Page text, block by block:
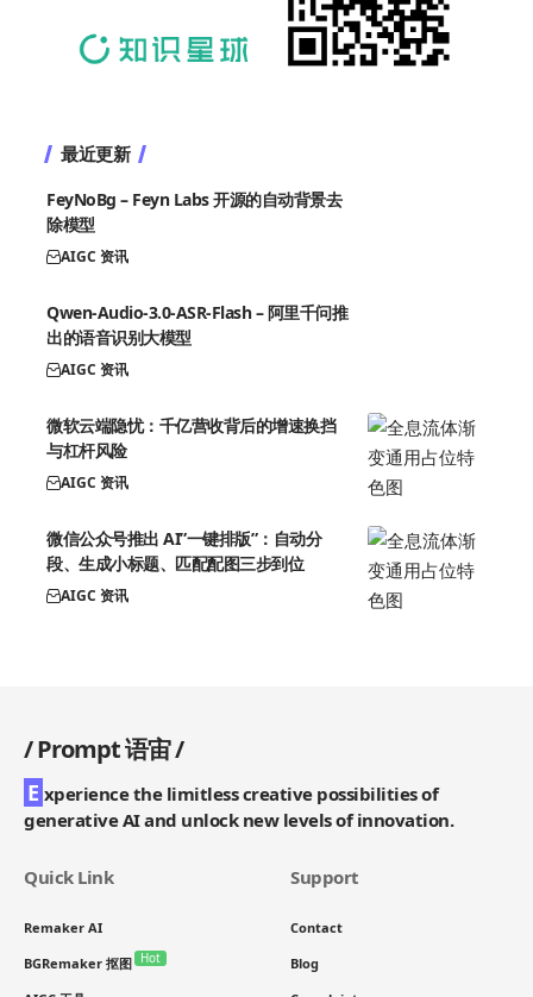
最近更新
FeyNoBg – Feyn Labs 开源的自动背景去
除模型
AIGC 资讯
Qwen-Audio-3.0-ASR-Flash – 阿里千问推
出的语音识别大模型
AIGC 资讯
微软云端隐忧：千亿营收背后的增速换挡
与杠杆风险
AIGC 资讯
微信公众号推出 AI”一键排版”：自动分
段、生成小标题、匹配配图三步到位
AIGC 资讯
/Prompt 语宙/
E xperience the limitless creative possibilities of
generative AI and unlock new levels of innovation.
Quick Link
Remaker AI
BGRemaker 抠图 Hot
Support
Contact
Blog